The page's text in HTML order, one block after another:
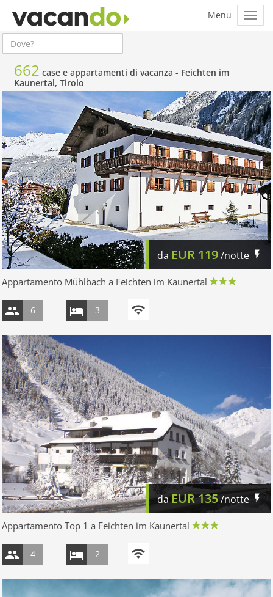
662 case e appartamenti di vacanza - Feichten im
Kaunertal, Tirolo
da EUR 119/notte
Appartamento Mühlbach a Feichten im Kaunertal
6 3
daEUR135/notte
Appartamento Top 1 a Feichten im Kaunertal
4 2